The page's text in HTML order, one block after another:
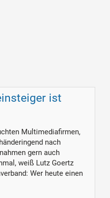
ist
Multimediafirmen,
nach
gern auch
weiß Lutz Goertz
Wer heute einen